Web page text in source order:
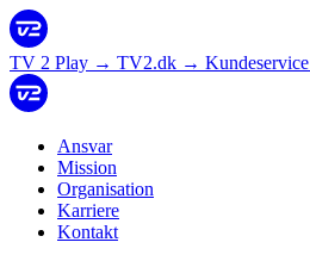
TV 2 Play → TV2.dk → Kundeservice
Ansvar
Mission
Organisation
Karriere
Kontakt